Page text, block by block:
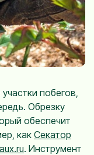
побегов,
Обрезку
обеспечит
как Секатор
. Инструмент